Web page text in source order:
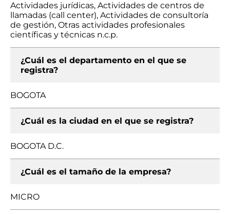
Actividades jurídicas, Actividades de centros de
llamadas (call center), Actividades de consultoría
de gestión, Otras actividades profesionales
científicas y técnicas n.c.p.
¿Cuál es el departamento en el que se
registra?
BOGOTA
¿Cuál es la ciudad en el que se registra?
BOGOTA D.C.
¿Cuál es el tamaño de la empresa?
MICRO